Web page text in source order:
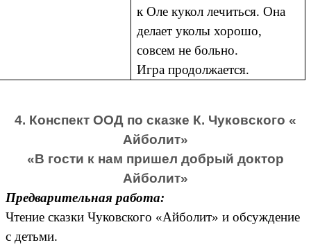
к Оле кукол лечиться. Она
делает уколы хорошо,
совсем не больно.
Игра продолжается.
4. Конспект ООД по сказке К. Чуковского «
Айболит»
«В гости к нам пришел добрый доктор
Айболит»
Предварительная работа:
Чтение сказки Чуковского «Айболит» и обсуждение
с детьми.